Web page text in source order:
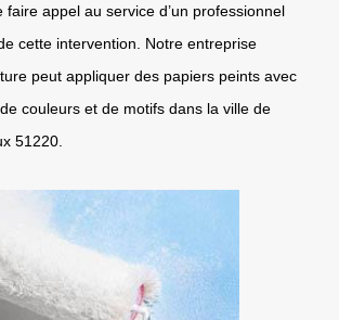
faire appel au service d’un professionnel
cette intervention. Notre entreprise
peut appliquer des papiers peints avec
couleurs et de motifs dans la ville de
51220.